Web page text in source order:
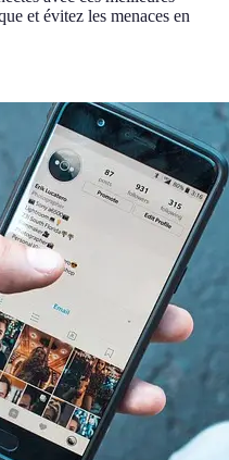
et évitez les menaces en